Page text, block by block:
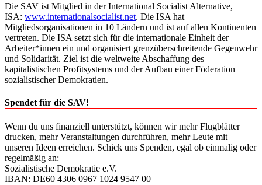
Die SAV ist Mitglied in der International Socialist Alternative,
ISA: www.internationalsocialist.net. Die ISA hat
Mitgliedsorganisationen in 10 Ländern und ist auf allen Kontinenten
vertreten. Die ISA setzt sich für die internationale Einheit der
Arbeiter*innen ein und organisiert grenzüberschreitende Gegenwehr
und Solidarität. Ziel ist die weltweite Abschaffung des
kapitalistischen Profitsystems und der Aufbau einer Föderation
sozialistischer Demokratien.
Spendet für die SAV!
Wenn du uns finanziell unterstützt, können wir mehr Flugblätter
drucken, mehr Veranstaltungen durchführen, mehr Leute mit
unseren Ideen erreichen. Schick uns Spenden, egal ob einmalig oder
regelmäßig an:
Sozialistische Demokratie e.V.
IBAN: DE60 4306 0967 1024 9547 00